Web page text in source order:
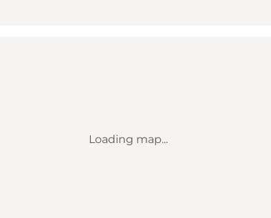
Loading map...